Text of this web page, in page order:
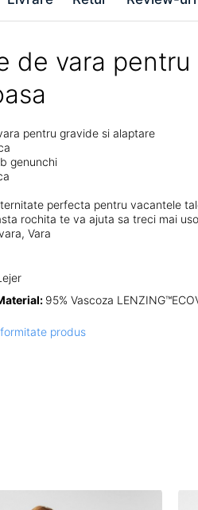
de vara
pentru gravide si alaptare
genunchi
perfecta pentru vacantele
rochita te va ajuta sa treci mai
Vara
95% Vascoza
produs